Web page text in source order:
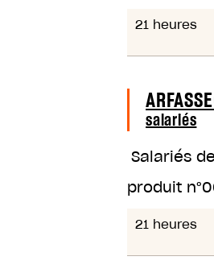
21 heures
salariés
Salariés
produit n°
21 heures